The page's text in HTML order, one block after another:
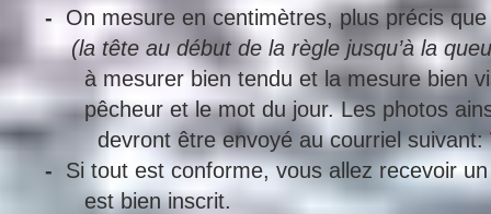
-On mesure en centimètres, plus précis
(la tête au début de la règle jusqu’à la
à mesurer bien tendu et la mesure bien
pêcheur et le mot du jour. Les photos
devront être envoyé au courriel suivant:
- Si tout est conforme, vous allez recevoir
est bien inscrit.